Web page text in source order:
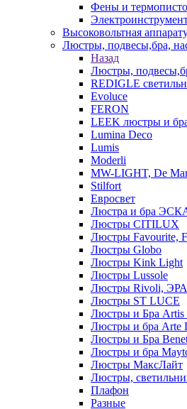
Фены и
Высоковольтная
Люстры, подвесы,бра,
Назад
Люстры,
REDIGLE
Evoluce
FERON
LEEK люстры и
Lumina Deco
Lumis
Moderli
MW-LIGHT, De
Stilfort
Евросвет
Люстра и бра
Люстры CITILUX
Люстры Favourite,
Люстры Globo
Люстры Kink Light
Люстры Lussole
Люстры Rivoli, ЭРА
Люстры ST LUCE
Люстры и Бра Artis
Люстры и бра Arte
Люстры и Бра
Люстры и бра
Люстры МаксЛайт
Люстры,
Плафон
Разные